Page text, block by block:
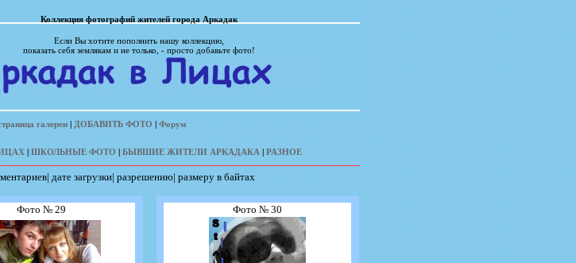
Коллекция фотографий жителей города Аркадак
Если Вы хотите пополнить нашу коллекцию,
показать себя землякам и не только, - просто добавьте фото!
галереи | ДОБАВИТЬ ФОТО | Форум
| ШКОЛЬНЫЕ ФОТО | БЫВШИЕ ЖИТЕЛИ АРКАДАКА | РАЗНОЕ
| дате загрузки| разрешению| размеру в байтах
Фото № 29 Фото № 30